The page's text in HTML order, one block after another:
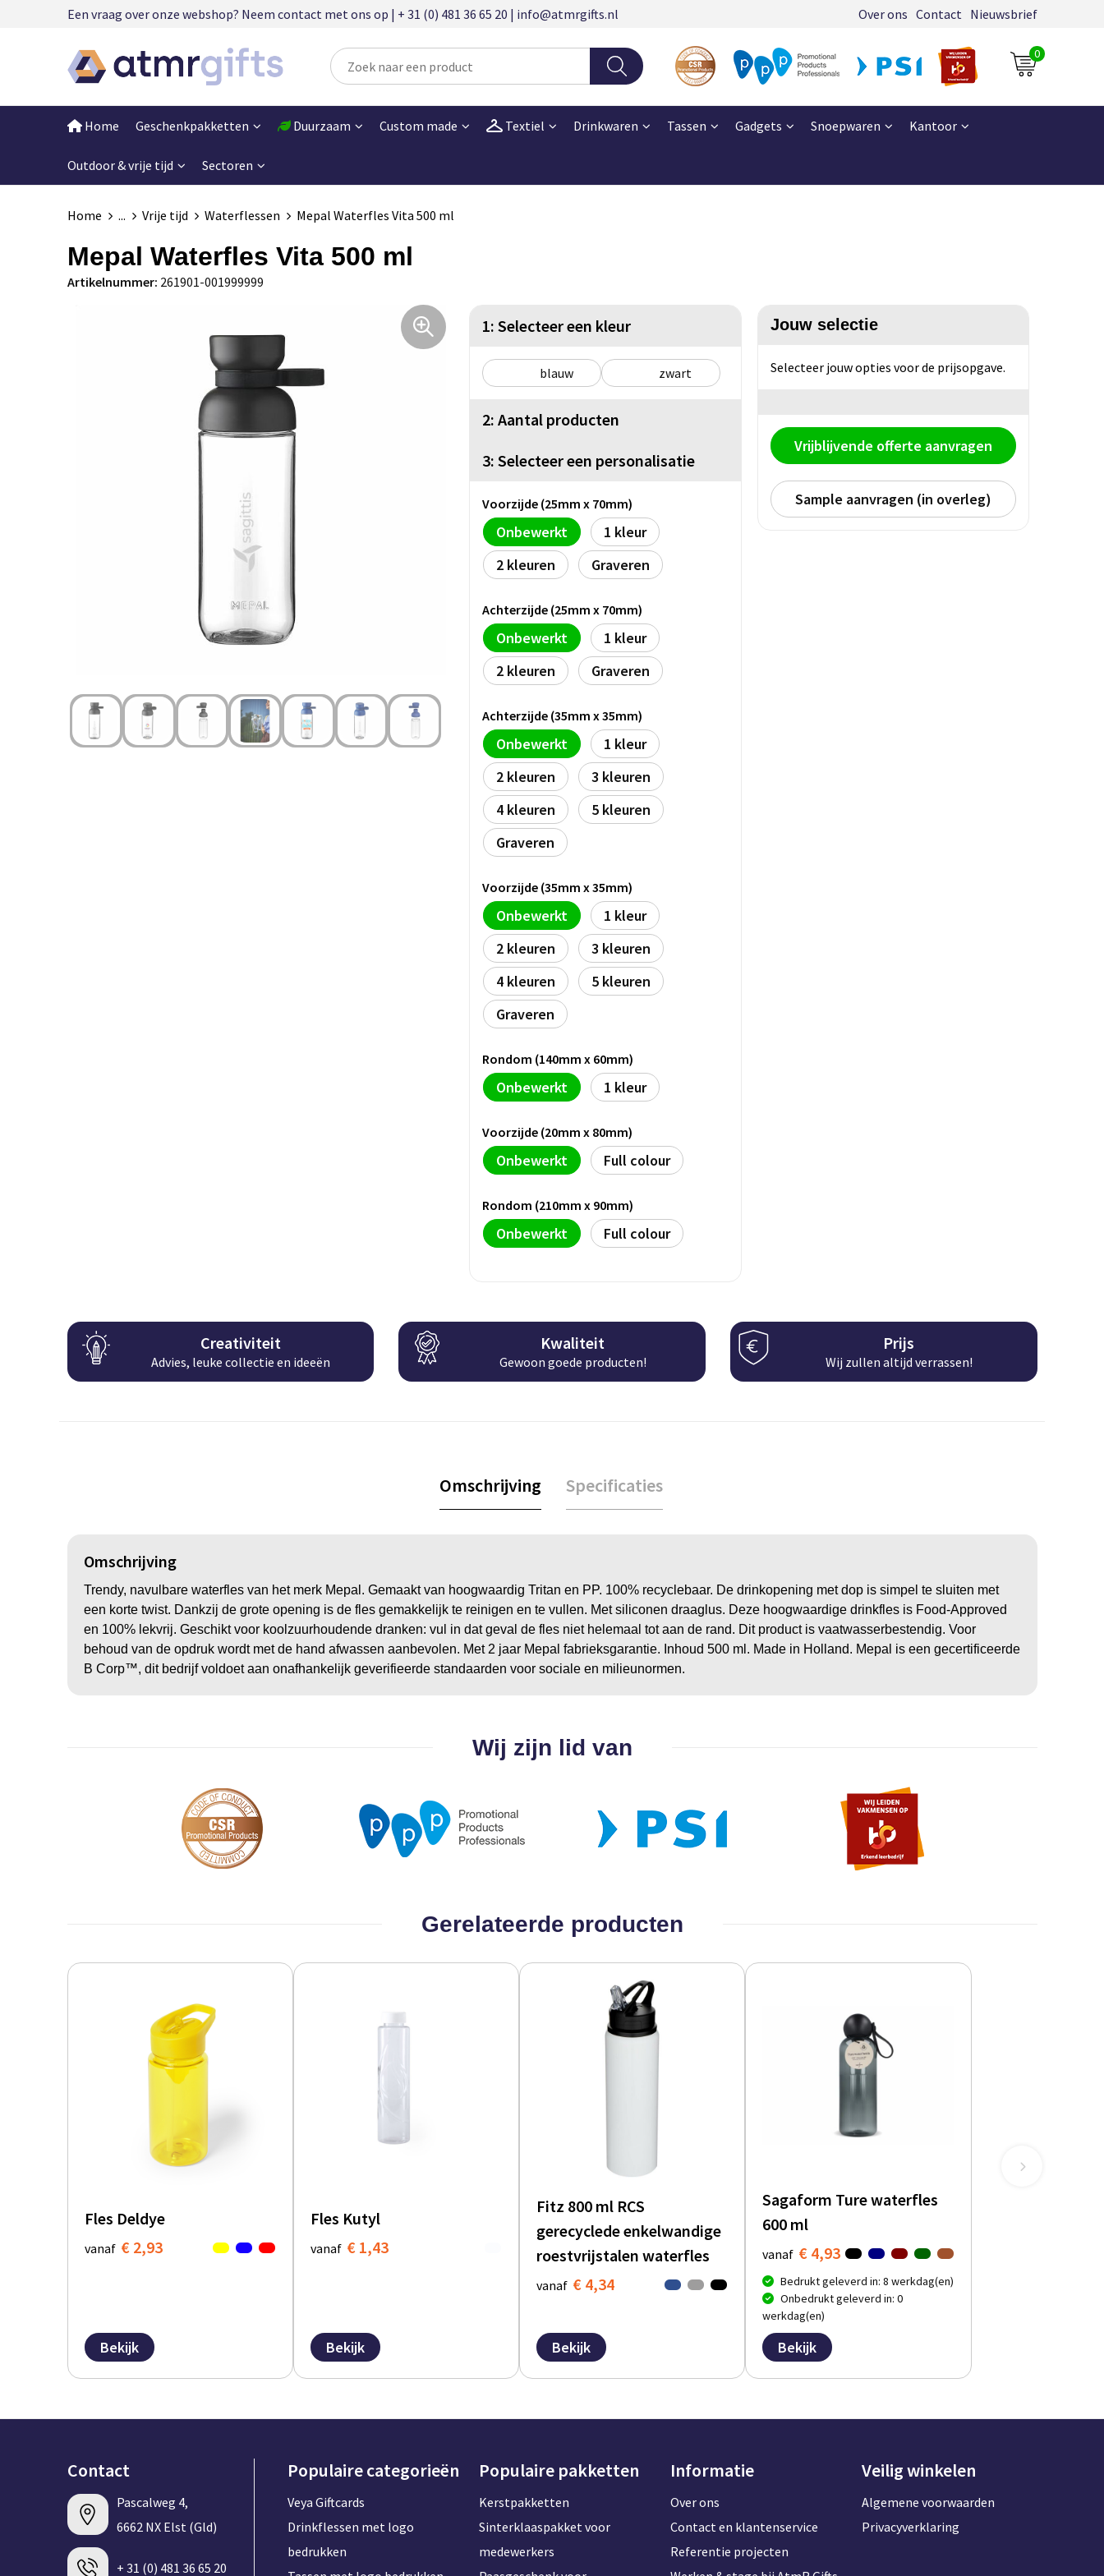
Een vraag over onze webshop? Neem contact met ons op | + 31 (0) 481 36 65 20 | info@atmrgifts.nl Over ons Contact Nieuwsbrief
0
Home Geschenkpakketten Duurzaam Custom made Textiel Drinkwaren Tassen Gadgets Snoepwaren Kantoor
Outdoor & vrije tijd Sectoren
Home ... Vrije tijd Waterflessen Mepal Waterfles Vita 500 ml
Mepal Waterfles Vita 500 ml
Artikelnummer: 261901-001999999
1: Selecteer een kleur
blauw zwart
2: Aantal producten
3: Selecteer een personalisatie
Voorzijde (25mm x 70mm)
Onbewerkt
1
2
Graveren
Achterzijde (25mm x 70mm)
Onbewerkt
1
2
Graveren
Achterzijde (35mm x 35mm)
Onbewerkt
1
2
3
4
5
Graveren
Voorzijde (35mm x 35mm)
Onbewerkt
1
2
3
4
5
Graveren
Rondom (140mm x 60mm)
Onbewerkt 1
Voorzijde (20mm x 80mm)
Onbewerkt Full colour
Rondom (210mm x 90mm)
Onbewerkt Full colour
Jouw selectie
Selecteer jouw opties voor de prijsopgave.
Vrijblijvende offerte aanvragen
Sample aanvragen (in overleg)
Creativiteit
Advies, leuke collectie en ideeën
Kwaliteit
Gewoon goede producten!
Prijs
Wij zullen altijd verrassen!
Omschrijving Specificaties
Omschrijving
Trendy, navulbare waterfles van het merk Mepal. Gemaakt van hoogwaardig Tritan en PP. 100% recyclebaar. De drinkopening met dop is simpel te sluiten met
een korte twist. Dankzij de grote opening is de fles gemakkelijk te reinigen en te vullen. Met siliconen draaglus. Deze hoogwaardige drinkfles is Food-Approved
en 100% lekvrij. Geschikt voor koolzuurhoudende dranken: vul in dat geval de fles niet helemaal tot aan de rand. Dit product is vaatwasserbestendig. Voor
behoud van de opdruk wordt met de hand afwassen aanbevolen. Met 2 jaar Mepal fabrieksgarantie. Inhoud 500 ml. Made in Holland. Mepal is een gecertificeerde
B Corp™, dit bedrijf voldoet aan onafhankelijk geverifieerde standaarden voor sociale en milieunormen.
Wij zijn lid van
Gerelateerde producten
Fles Deldye
vanaf € 2,93
Bekijk
Fles Kutyl
vanaf € 1,43
Bekijk
Fitz 800 ml RCS
gerecyclede enkelwandige
roestvrijstalen waterfles
vanaf € 4,34
Bekijk
Sagaform Ture waterfles
600 ml
vanaf € 4,93
Bedrukt geleverd in: 8 werkdag(en)
Onbedrukt geleverd in: 0
werkdag(en)
Bekijk
Contact
Pascalweg 4,
6662 NX Elst (Gld)
+ 31 (0) 481 36 65 20
Populaire categorieën
Veya Giftcards
Drinkflessen met logo
bedrukken
Populaire pakketten
Kerstpakketten
Sinterklaaspakket voor
medewerkers
Informatie
Over ons
Contact en klantenservice
Referentie projecten
Veilig winkelen
Algemene voorwaarden
Privacyverklaring